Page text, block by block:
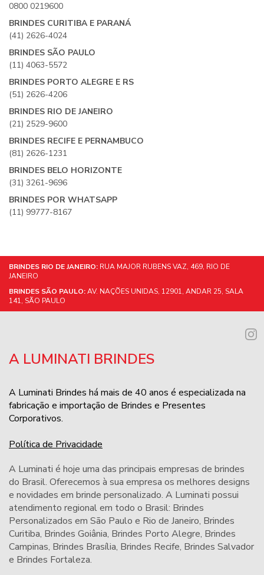
0800 0219600
BRINDES CURITIBA E PARANÁ
(41) 2626-4024
BRINDES SÃO PAULO
(11) 4063-5572
BRINDES PORTO ALEGRE E RS
(51) 2626-4206
BRINDES RIO DE JANEIRO
(21) 2529-9600
BRINDES RECIFE E PERNAMBUCO
(81) 2626-1231
BRINDES BELO HORIZONTE
(31) 3261-9696
BRINDES POR WHATSAPP
(11) 99777-8167
BRINDES RIO DE JANEIRO: RUA MAJOR RUBENS VAZ, 469, RIO DE
JANEIRO
BRINDES SÃO PAULO:AV. NAÇÕES UNIDAS, 12901, ANDAR 25, SALA
141, SÃO PAULO
A LUMINATI BRINDES
A Luminati Brindes há mais de 40 anos é especializada na
fabricação e importação de Brindes e Presentes
Corporativos.
Política de Privacidade
A Luminati é hoje uma das principais empresas de brindes
do Brasil. Oferecemos à sua empresa os melhores designs
e novidades em brinde personalizado. A Luminati possui
atendimento regional em todo o Brasil: Brindes
Personalizados em São Paulo e Rio de Janeiro, Brindes
Curitiba, Brindes Goiânia, Brindes Porto Alegre, Brindes
Campinas, Brindes Brasília, Brindes Recife, Brindes Salvador
e Brindes Fortaleza.